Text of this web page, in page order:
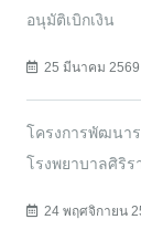
อนุมัติเบิกเงิน
25 มีนาคม 2569
โครงการพัฒนาร
โรงพยาบาลศิริร
24 พฤศจิกายน